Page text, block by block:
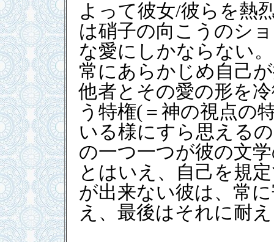
よって彼女/彼らを熱
は硝子の向こうのシ
な愛にしかならない
常にあらかじめ自己
他者とその愛の形を
う特権(＝神の視点の
いる様にすら思える
の一つ一つが彼の文
とはいえ、自己を規
が出来ない彼は、常
え、最後はそれに耐